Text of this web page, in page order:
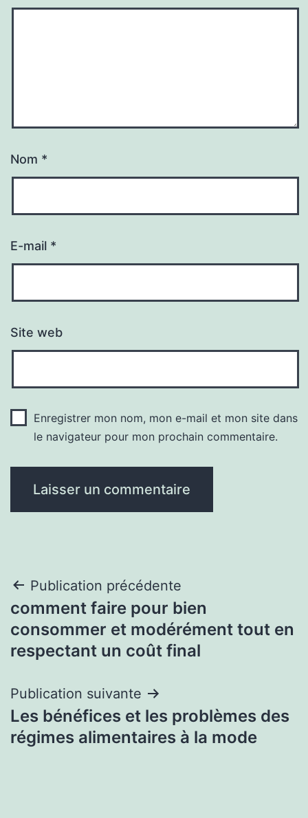
Nom *
E-mail *
Site web
Enregistrer mon nom, mon e-mail et mon site dans
le navigateur pour mon prochain commentaire.
Navigation
de
l’article
Publication précédente
comment faire pour bien
consommer et modérément tout en
respectant un coût final
Publication suivante
Les bénéfices et les problèmes des
régimes alimentaires à la mode